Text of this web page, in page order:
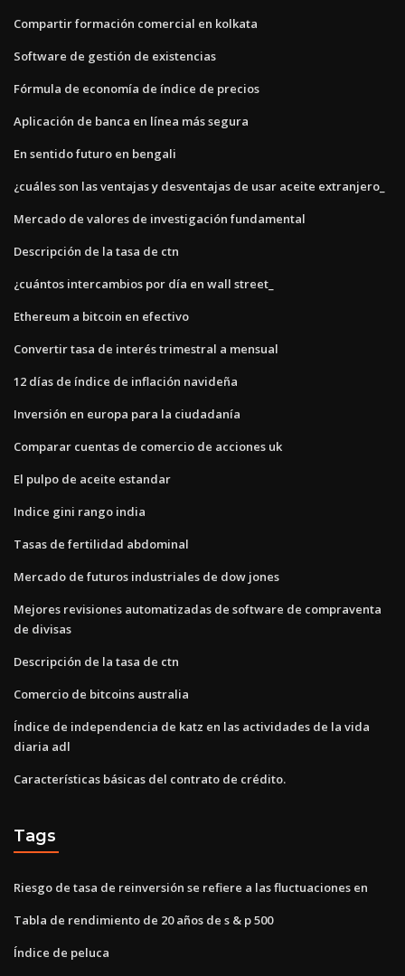
Compartir formación comercial en kolkata
Software de gestión de existencias
Fórmula de economía de índice de precios
Aplicación de banca en línea más segura
En sentido futuro en bengali
¿cuáles son las ventajas y desventajas de usar aceite extranjero_
Mercado de valores de investigación fundamental
Descripción de la tasa de ctn
¿cuántos intercambios por día en wall street_
Ethereum a bitcoin en efectivo
Convertir tasa de interés trimestral a mensual
12 días de índice de inflación navideña
Inversión en europa para la ciudadanía
Comparar cuentas de comercio de acciones uk
El pulpo de aceite estandar
Indice gini rango india
Tasas de fertilidad abdominal
Mercado de futuros industriales de dow jones
Mejores revisiones automatizadas de software de compraventa
de divisas
Descripción de la tasa de ctn
Comercio de bitcoins australia
Índice de independencia de katz en las actividades de la vida
diaria adl
Características básicas del contrato de crédito.
Tags
Riesgo de tasa de reinversión se refiere a las fluctuaciones en
Tabla de rendimiento de 20 años de s & p 500
Índice de peluca